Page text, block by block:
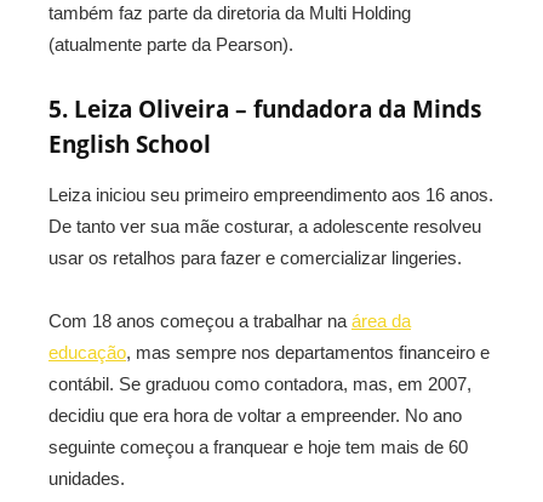
também faz parte da diretoria da Multi Holding
(atualmente parte da Pearson).
5. Leiza Oliveira – fundadora da Minds
English School
Leiza iniciou seu primeiro empreendimento aos 16 anos.
De tanto ver sua mãe costurar, a adolescente resolveu
usar os retalhos para fazer e comercializar lingeries.
Com 18 anos começou a trabalhar na área da
educação, mas sempre nos departamentos financeiro e
contábil. Se graduou como contadora, mas, em 2007,
decidiu que era hora de voltar a empreender. No ano
seguinte começou a franquear e hoje tem mais de 60
unidades.